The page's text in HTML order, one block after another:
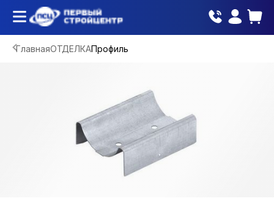
ГлавнаяОТДЕЛКАПрофиль